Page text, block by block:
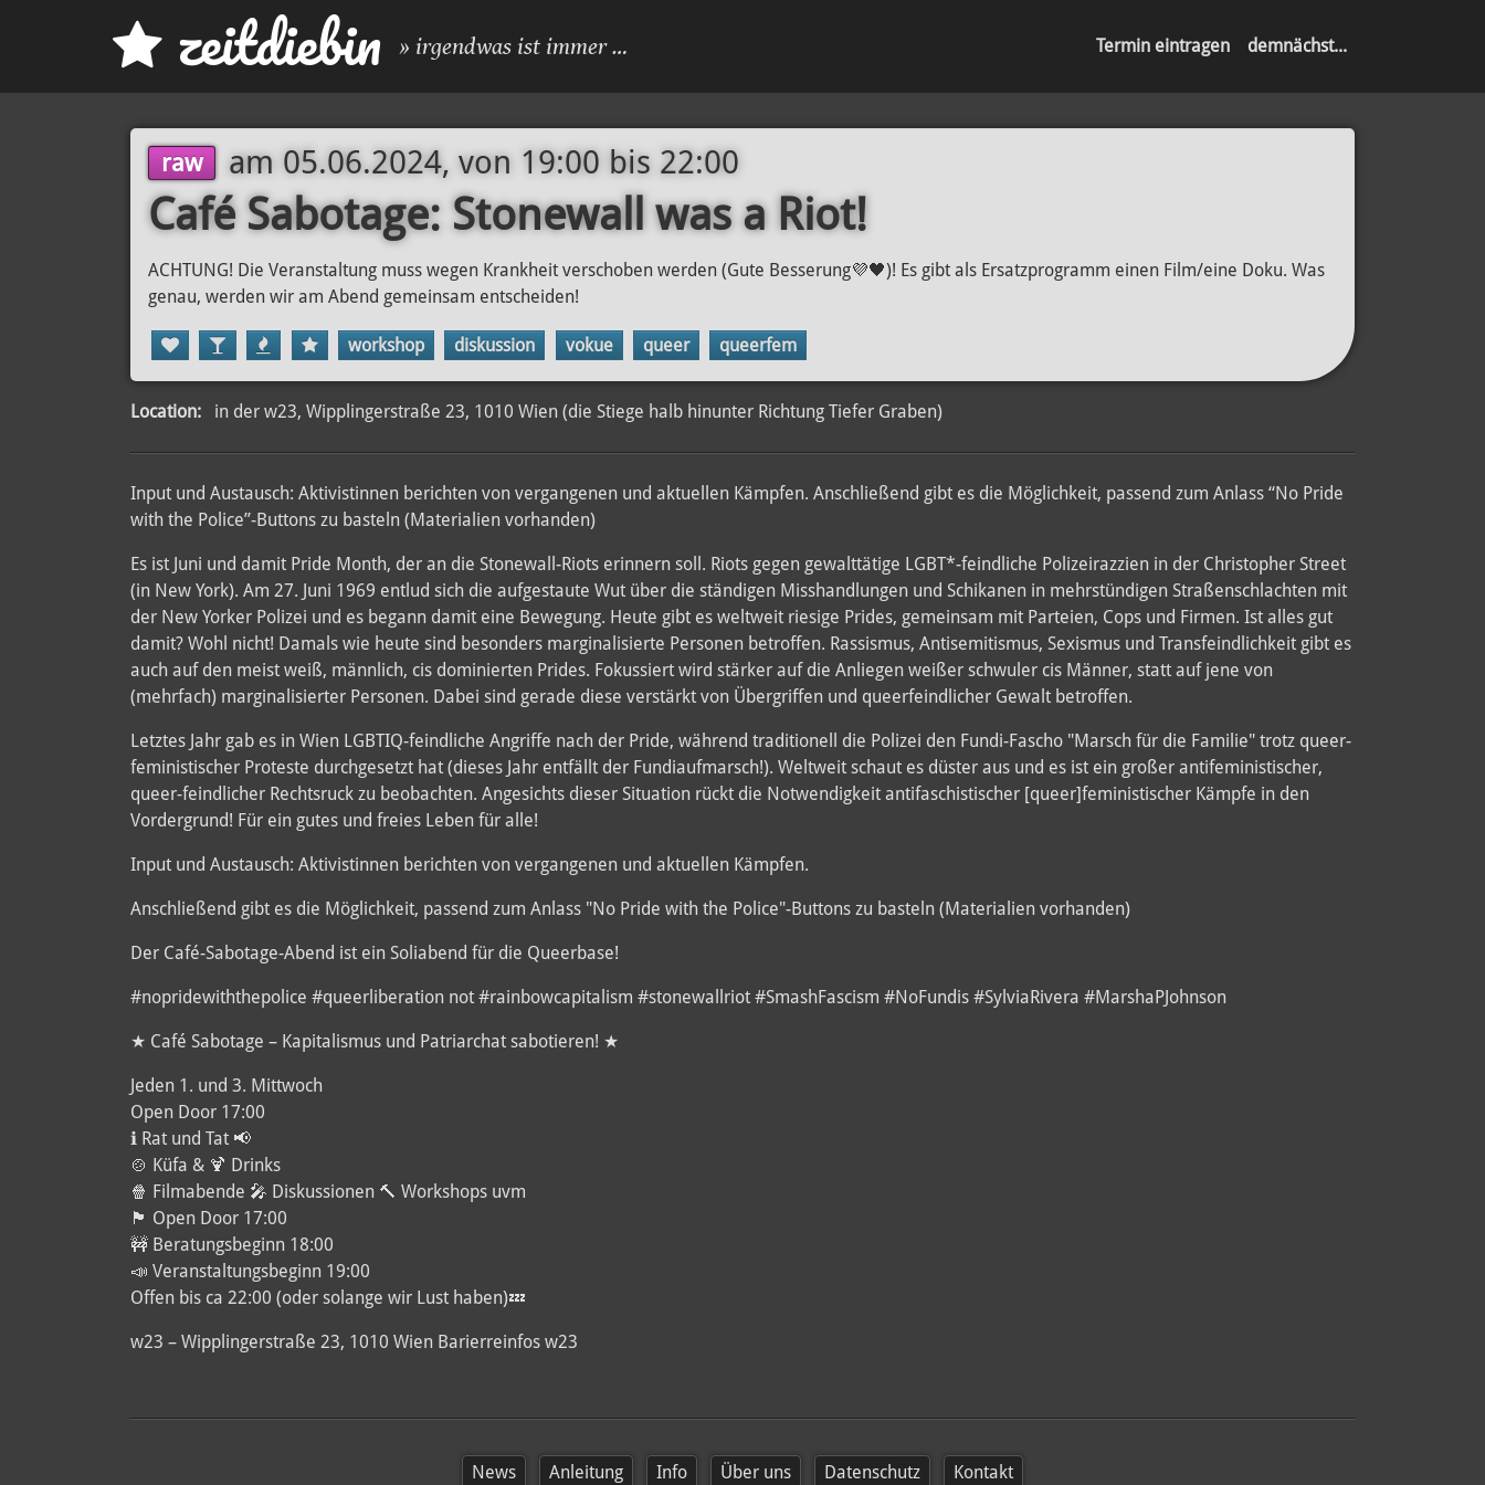
zeitdiebin » irgendwas ist immer … Termin eintragen demnächst...
raw am 05.06.2024, von 19:00 bis 22:00
Café Sabotage: Stonewall was a Riot!
ACHTUNG! Die Veranstaltung muss wegen Krankheit verschoben werden (Gute Besserung💜🖤)! Es gibt als Ersatzprogramm einen Film/eine Doku. Was
genau, werden wir am Abend gemeinsam entscheiden!
workshop diskussion vokue queer queerfem
Location: in der w23, Wipplingerstraße 23, 1010 Wien (die Stiege halb hinunter Richtung Tiefer Graben)
Input und Austausch: Aktivistinnen berichten von vergangenen und aktuellen Kämpfen. Anschließend gibt es die Möglichkeit, passend zum Anlass “No Pride
with the Police”-Buttons zu basteln (Materialien vorhanden)
Es ist Juni und damit Pride Month, der an die Stonewall-Riots erinnern soll. Riots gegen gewalttätige LGBT*-feindliche Polizeirazzien in der Christopher Street
(in New York). Am 27. Juni 1969 entlud sich die aufgestaute Wut über die ständigen Misshandlungen und Schikanen in mehrstündigen Straßenschlachten mit
der New Yorker Polizei und es begann damit eine Bewegung. Heute gibt es weltweit riesige Prides, gemeinsam mit Parteien, Cops und Firmen. Ist alles gut
damit? Wohl nicht! Damals wie heute sind besonders marginalisierte Personen betroffen. Rassismus, Antisemitismus, Sexismus und Transfeindlichkeit gibt es
auch auf den meist weiß, männlich, cis dominierten Prides. Fokussiert wird stärker auf die Anliegen weißer schwuler cis Männer, statt auf jene von
(mehrfach) marginalisierter Personen. Dabei sind gerade diese verstärkt von Übergriffen und queerfeindlicher Gewalt betroffen.
Letztes Jahr gab es in Wien LGBTIQ-feindliche Angriffe nach der Pride, während traditionell die Polizei den Fundi-Fascho "Marsch für die Familie" trotz queer-
feministischer Proteste durchgesetzt hat (dieses Jahr entfällt der Fundiaufmarsch!). Weltweit schaut es düster aus und es ist ein großer antifeministischer,
queer-feindlicher Rechtsruck zu beobachten. Angesichts dieser Situation rückt die Notwendigkeit antifaschistischer [queer]feministischer Kämpfe in den
Vordergrund! Für ein gutes und freies Leben für alle!
Input und Austausch: Aktivistinnen berichten von vergangenen und aktuellen Kämpfen.
Anschließend gibt es die Möglichkeit, passend zum Anlass "No Pride with the Police"-Buttons zu basteln (Materialien vorhanden)
Der Café-Sabotage-Abend ist ein Soliabend für die Queerbase!
#nopridewiththepolice #queerliberation not #rainbowcapitalism #stonewallriot #SmashFascism #NoFundis #SylviaRivera #MarshaPJohnson
★ Café Sabotage – Kapitalismus und Patriarchat sabotieren! ★
Jeden 1. und 3. Mittwoch
Open Door 17:00
ℹ️ Rat und Tat 📢
🍲 Küfa & 🍹 Drinks
🍿 Filmabende 🎤 Diskussionen 🔨 Workshops uvm
🏴 Open Door 17:00
🚧 Beratungsbeginn 18:00
📣 Veranstaltungsbeginn 19:00
Offen bis ca 22:00 (oder solange wir Lust haben)💤
w23 – Wipplingerstraße 23, 1010 Wien Barierreinfos w23
News Anleitung Info Über uns Datenschutz Kontakt